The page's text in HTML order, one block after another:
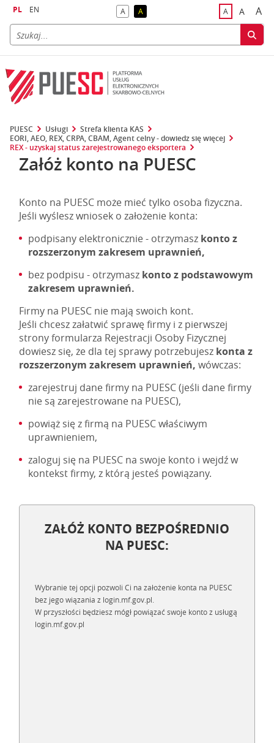
PL EN Akontrast domyślny
Akontrast żółty tekst na czarnym tle
Adomyślna
A A
PUESC Usługi
Strefa klienta KAS
EORI, AEO, REX, CRPA, CBAM, Agent celny - dowiedz się więcej
REX - uzyskaj status zarejestrowanego eksportera
Załóż konto na PUESC
Konto na PUESC może mieć tylko osoba fizyczna.
Jeśli wyślesz wniosek o założenie konta:
podpisany elektronicznie - otrzymasz konto z
rozszerzonym zakresem uprawnień,
bez podpisu - otrzymasz konto z podstawowym
zakresem uprawnień.
Firmy na PUESC nie mają swoich kont.
Jeśli chcesz załatwić sprawę firmy i z pierwszej
strony formularza Rejestracji Osoby Fizycznej
dowiesz się, że dla tej sprawy potrzebujesz konta z
rozszerzonym zakresem uprawnień, wówczas:
zarejestruj dane firmy na PUESC (jeśli dane firmy
nie są zarejestrowane na PUESC),
powiąż się z firmą na PUESC właściwym
uprawnieniem,
zaloguj się na PUESC na swoje konto i wejdź w
kontekst firmy, z którą jesteś powiązany.
ZAŁÓŻ KONTO BEZPOŚREDNIO
NA PUESC:
Wybranie tej opcji pozwoli Ci na założenie konta na PUESC
bez jego wiązania z login.mf.gov.pl.
W przyszłości będziesz mógł powiązać swoje konto z usługą
login.mf.gov.pl